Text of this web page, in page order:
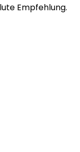
Empfehlung.